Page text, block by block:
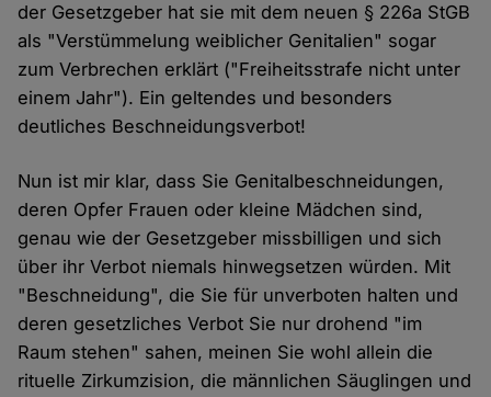
der Gesetzgeber hat sie mit dem neuen § 226a StGB
als "Verstümmelung weiblicher Genitalien" sogar
zum Verbrechen erklärt ("Freiheitsstrafe nicht unter
einem Jahr"). Ein geltendes und besonders
deutliches Beschneidungsverbot!
Nun ist mir klar, dass Sie Genitalbeschneidungen,
deren Opfer Frauen oder kleine Mädchen sind,
genau wie der Gesetzgeber missbilligen und sich
über ihr Verbot niemals hinwegsetzen würden. Mit
"Beschneidung", die Sie für unverboten halten und
deren gesetzliches Verbot Sie nur drohend "im
Raum stehen" sahen, meinen Sie wohl allein die
rituelle Zirkumzision, die männlichen Säuglingen und